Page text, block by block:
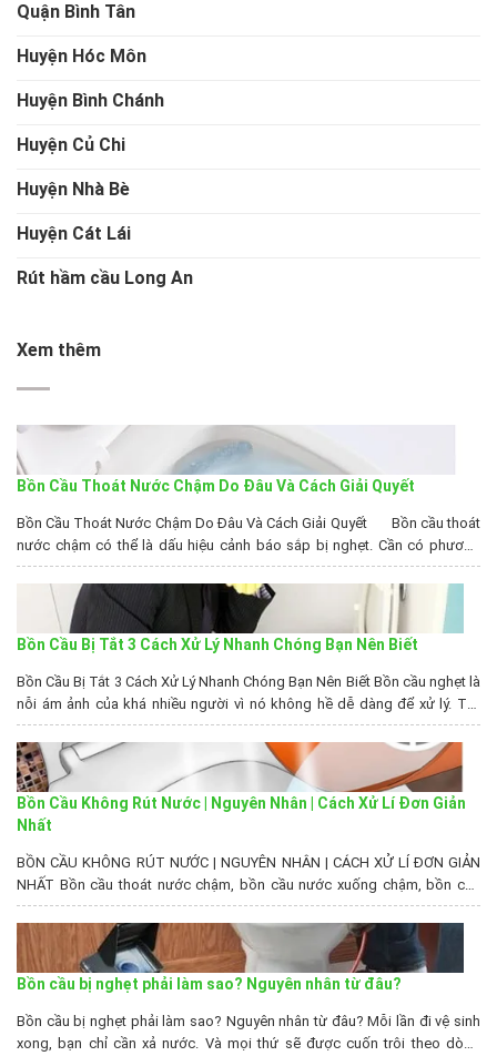
Quận Bình Tân
Huyện Hóc Môn
Huyện Bình Chánh
Huyện Củ Chi
Huyện Nhà Bè
Huyện Cát Lái
Rút hầm cầu Long An
Xem thêm
Bồn Cầu Thoát Nước Chậm Do Đâu Và Cách Giải Quyết
Bồn Cầu Thoát Nước Chậm Do Đâu Và Cách Giải Quyết Bồn cầu thoát
nước chậm có thể là dấu hiệu cảnh báo sắp bị nghẹt. Cần có phương
pháp giải quyết trước khi tình trạng xấu hơn xảy ra với bồn cầu nhà bạn.
HÃY NHẤC MÁY LÊN VÀ GỌI GỌI...
Bồn Cầu Bị Tắt 3 Cách Xử Lý Nhanh Chóng Bạn Nên Biết
Bồn Cầu Bị Tắt 3 Cách Xử Lý Nhanh Chóng Bạn Nên Biết Bồn cầu nghẹt là
nỗi ám ảnh của khá nhiều người vì nó không hề dễ dàng để xử lý. Tuy
nhiên, bây giời các nỗi ám ảnh và lo lắng ấy sẽ được giải quyết qua 3
cách xử lý bồn...
Bồn Cầu Không Rút Nước | Nguyên Nhân | Cách Xử Lí Đơn Giản
Nhất
BỒN CẦU KHÔNG RÚT NƯỚC | NGUYÊN NHÂN | CÁCH XỬ LÍ ĐƠN GIẢN
NHẤT Bồn cầu thoát nước chậm, bồn cầu nước xuống chậm, bồn cầu
dội nước không trôi, bồn cầu không rút nước, bồn cầu dội nước không
xuống, bồn cầu xả nước yếu, hầm cầu bị đầy nước, hầm cầu không...
Bồn cầu bị nghẹt phải làm sao? Nguyên nhân từ đâu?
Bồn cầu bị nghẹt phải làm sao? Nguyên nhân từ đâu? Mỗi lần đi vệ sinh
xong, bạn chỉ cần xả nước. Và mọi thứ sẽ được cuốn trôi theo dòng